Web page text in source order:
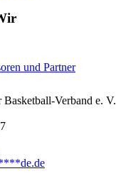
und Partner
Verband e. V.
de.de